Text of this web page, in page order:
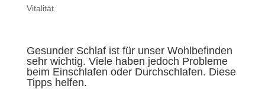
Vitalität
Gesunder Schlaf ist für unser Wohlbefinden
sehr wichtig. Viele haben jedoch Probleme
beim Einschlafen oder Durchschlafen. Diese
Tipps helfen.